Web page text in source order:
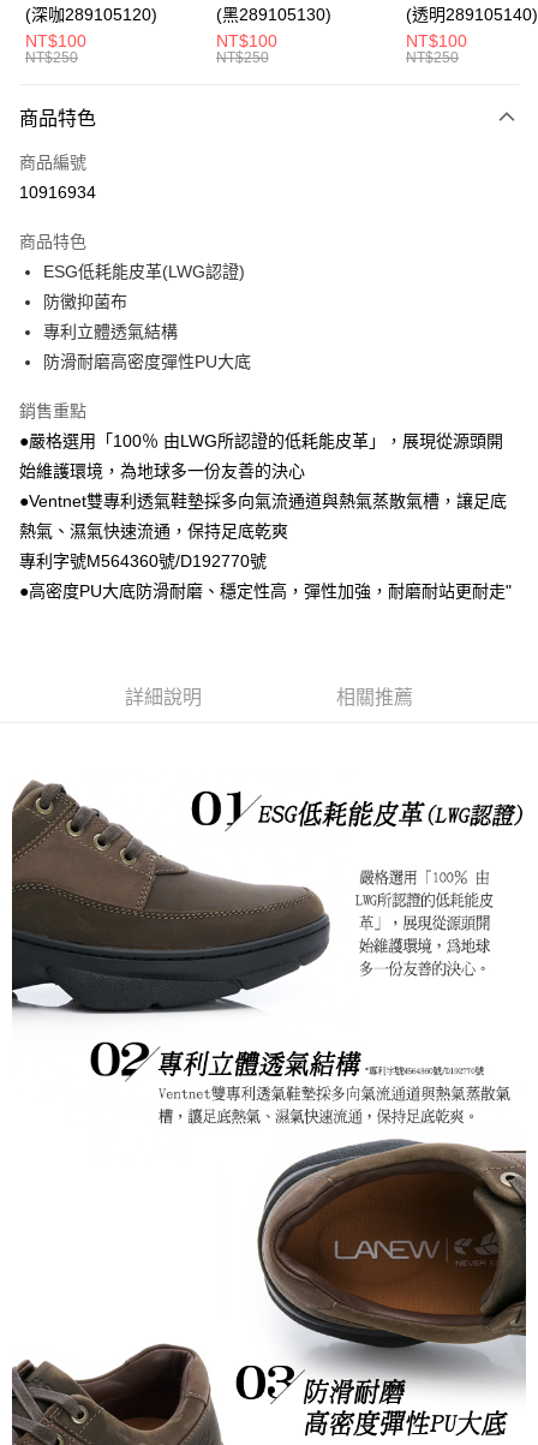
ATM付款
宅配
每筆NT$80，滿NT$990(含以上)免運費
付款後門市自取
每筆NT$80，滿NT$699(含以上)免運費
跨境配送 港澳、新馬
(深咖289105120)
NT$100
NT$250
(黑289105130)
NT$100
NT$250
(透明289105140)
NT$100
NT$250
商品特色
商品編號
10916934
商品特色
ESG低耗能皮革(LWG認證)
防黴抑菌布
專利立體透氣結構
防滑耐磨高密度彈性PU大底
銷售重點
●嚴格選用「100％ 由LWG所認證的低耗能皮革」，展現從源頭開
始維護環境，為地球多一份友善的決心
●Ventnet雙專利透氣鞋墊採多向氣流通道與熱氣蒸散氣槽，讓足底
熱氣、濕氣快速流通，保持足底乾爽
專利字號M564360號/D192770號
●高密度PU大底防滑耐磨、穩定性高，彈性加強，耐磨耐站更耐走"
詳細說明 相關推薦